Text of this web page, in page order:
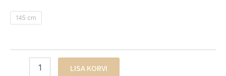
145 cm
LISA KORVI